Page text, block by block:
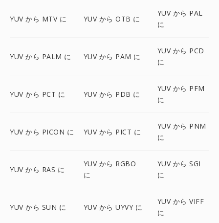
YUV から MTV に YUV から OTB に
YUV から PAL
に
YUV から PALM に YUV から PAM に
YUV から PCD
に
YUV から PCT に YUV から PDB に
YUV から PFM
に
YUV から PICON に YUV から PICT に
YUV から PNM
に
YUV から RAS に
YUV から RGBO
に
YUV から SGI
に
YUV から SUN に YUV から UYVY に
YUV から VIFF
に